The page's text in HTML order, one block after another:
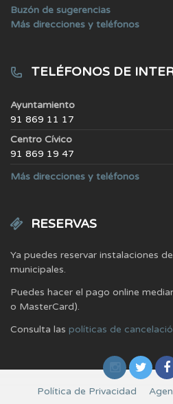
Buzón de sugerencias
Más direcciones y teléfonos
TELÉFONOS DE
Ayuntamiento
91 869 11 17
Centro Cívico
91 869 19 47
Más direcciones y teléfonos
RESERVAS
Ya puedes reservar instalaciones
municipales.
Puedes hacer el pago online
o MasterCard).
Consulta las políticas de
Política de Privacidad